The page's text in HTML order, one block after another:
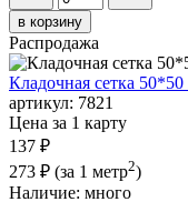
в корзину
Распродажа
Кладочная сетка
артикул: 7821
Цена за 1 карту
137 ₽
273 ₽ (за 1 метр2)
Наличие: много